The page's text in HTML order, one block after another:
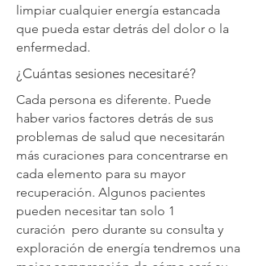
limpiar cualquier energía estancada
que pueda estar detrás del dolor o la
enfermedad.
¿Cuántas sesiones necesitaré?
Cada persona es diferente. Puede
haber varios factores detrás de sus
problemas de salud que necesitarán
más curaciones para concentrarse en
cada elemento para su mayor
recuperación. Algunos pacientes
pueden necesitar tan solo 1
curación pero durante su consulta y
exploración de energía tendremos una